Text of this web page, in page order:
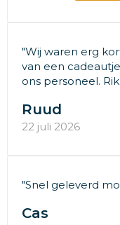
"Wij waren erg
van een
ons personeel. Rik
Ruud
22 juli 2026
"Snel geleverd
Cas